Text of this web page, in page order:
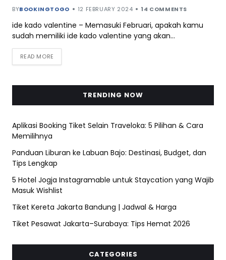
BYBOOKINGTOGO 12 FEBRUARY 2024 14 COMMENTS
ide kado valentine – Memasuki Februari, apakah kamu
sudah memiliki ide kado valentine yang akan…
READ MORE
TRENDING NOW
Aplikasi Booking Tiket Selain Traveloka: 5 Pilihan & Cara
Memilihnya
Panduan Liburan ke Labuan Bajo: Destinasi, Budget, dan
Tips Lengkap
5 Hotel Jogja Instagramable untuk Staycation yang Wajib
Masuk Wishlist
Tiket Kereta Jakarta Bandung | Jadwal & Harga
Tiket Pesawat Jakarta–Surabaya: Tips Hemat 2026
CATEGORIES